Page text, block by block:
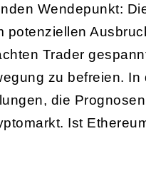
Wendepunkt:
Trader
zu befreien. In
die
Ist